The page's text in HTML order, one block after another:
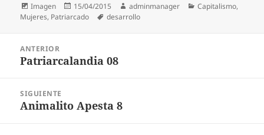
Formato
Imagen
Publicado
el
15/04/2015 Autor
adminmanager Categorías
Capitalismo,
Mujeres, Patriarcado Etiquetas
desarrollo
entradas
ANTERIOR
Entrada
Patriarcalandia 08
SIGUIENTE
Entrada
Animalito Apesta 8